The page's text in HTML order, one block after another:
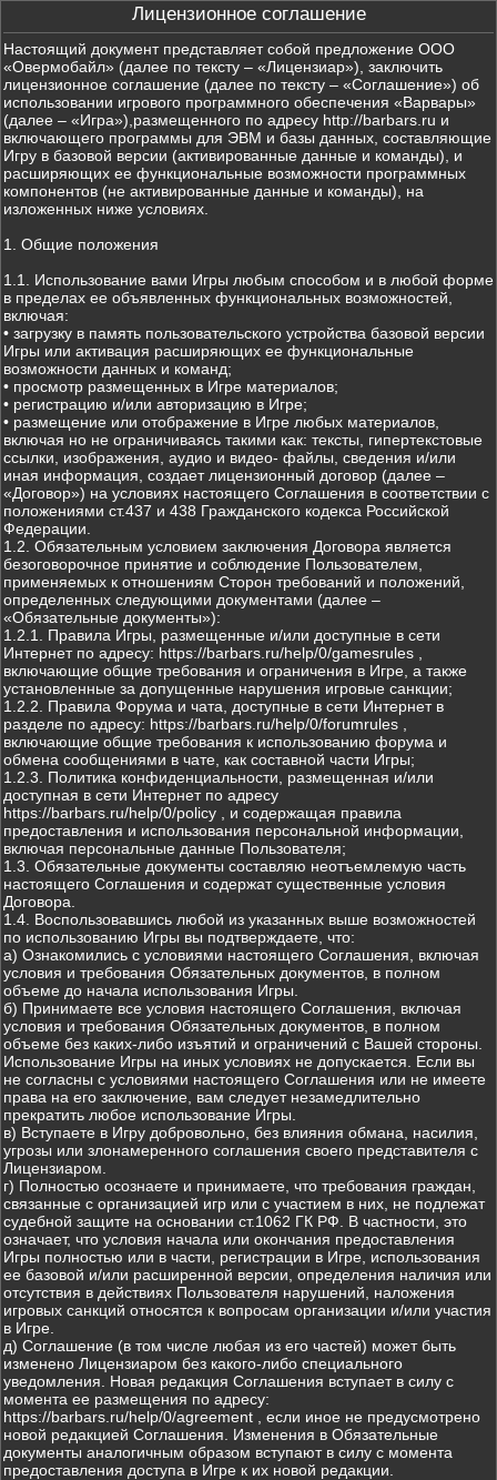
Лицензионное соглашение
Настоящий документ представляет собой предложение ООО
«Овермобайл» (далее по тексту – «Лицензиар»), заключить
лицензионное соглашение (далее по тексту – «Соглашение») об
использовании игрового программного обеспечения «Варвары»
(далее – «Игра»),размещенного по адресу http://barbars.ru и
включающего программы для ЭВМ и базы данных, составляющие
Игру в базовой версии (активированные данные и команды), и
расширяющих ее функциональные возможности программных
компонентов (не активированные данные и команды), на
изложенных ниже условиях.
1. Общие положения
1.1. Использование вами Игры любым способом и в любой форме
в пределах ее объявленных функциональных возможностей,
включая:
• загрузку в память пользовательского устройства базовой версии
Игры или активация расширяющих ее функциональные
возможности данных и команд;
• просмотр размещенных в Игре материалов;
• регистрацию и/или авторизацию в Игре;
• размещение или отображение в Игре любых материалов,
включая но не ограничиваясь такими как: тексты, гипертекстовые
ссылки, изображения, аудио и видео- файлы, сведения и/или
иная информация, создает лицензионный договор (далее –
«Договор») на условиях настоящего Соглашения в соответствии с
положениями ст.437 и 438 Гражданского кодекса Российской
Федерации.
1.2. Обязательным условием заключения Договора является
безоговорочное принятие и соблюдение Пользователем,
применяемых к отношениям Сторон требований и положений,
определенных следующими документами (далее –
«Обязательные документы»):
1.2.1. Правила Игры, размещенные и/или доступные в сети
Интернет по адресу: https://barbars.ru/help/0/gamesrules ,
включающие общие требования и ограничения в Игре, а также
установленные за допущенные нарушения игровые санкции;
1.2.2. Правила Форума и чата, доступные в сети Интернет в
разделе по адресу: https://barbars.ru/help/0/forumrules ,
включающие общие требования к использованию форума и
обмена сообщениями в чате, как составной части Игры;
1.2.3. Политика конфиденциальности, размещенная и/или
доступная в сети Интернет по адресу
https://barbars.ru/help/0/policy , и содержащая правила
предоставления и использования персональной информации,
включая персональные данные Пользователя;
1.3. Обязательные документы составляю неотъемлемую часть
настоящего Соглашения и содержат существенные условия
Договора.
1.4. Воспользовавшись любой из указанных выше возможностей
по использованию Игры вы подтверждаете, что:
а) Ознакомились с условиями настоящего Соглашения, включая
условия и требования Обязательных документов, в полном
объеме до начала использования Игры.
б) Принимаете все условия настоящего Соглашения, включая
условия и требования Обязательных документов, в полном
объеме без каких-либо изъятий и ограничений с Вашей стороны.
Использование Игры на иных условиях не допускается. Если вы
не согласны с условиями настоящего Соглашения или не имеете
права на его заключение, вам следует незамедлительно
прекратить любое использование Игры.
в) Вступаете в Игру добровольно, без влияния обмана, насилия,
угрозы или злонамеренного соглашения своего представителя с
Лицензиаром.
г) Полностью осознаете и принимаете, что требования граждан,
связанные с организацией игр или с участием в них, не подлежат
судебной защите на основании ст.1062 ГК РФ. В частности, это
означает, что условия начала или окончания предоставления
Игры полностью или в части, регистрации в Игре, использования
ее базовой и/или расширенной версии, определения наличия или
отсутствия в действиях Пользователя нарушений, наложения
игровых санкций относятся к вопросам организации и/или участия
в Игре.
д) Соглашение (в том числе любая из его частей) может быть
изменено Лицензиаром без какого-либо специального
уведомления. Новая редакция Соглашения вступает в силу с
момента ее размещения по адресу:
https://barbars.ru/help/0/agreement , если иное не предусмотрено
новой редакцией Соглашения. Изменения в Обязательные
документы аналогичным образом вступают в силу с момента
предоставления доступа в Игре к их новой редакции.